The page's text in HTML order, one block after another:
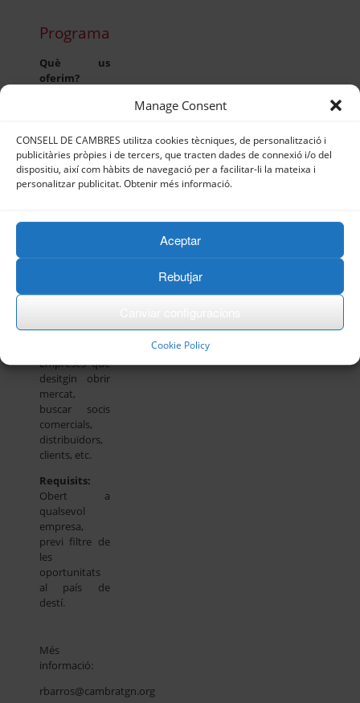
Manage Consent
CONSELL DE CAMBRES utilitza cookies tècniques, de personalització i
publicitàries pròpies i de tercers, que tracten dades de connexió i/o del
dispositiu, així com hàbits de navegació per a facilitar-li la mateixa i
personalitzar publicitat. Obtenir més informació.
Aceptar
Rebutjar
Cookie Policy
Programa
Què us
oferim?
de la Cambra
per a avaluar
l’activitat i
objectiu
a destí.
Empreses que
desitgin obrir
mercat,
buscar socis
comercials,
distribuïdors,
clients, etc.
Requisits:
Obert a
qualsevol
empresa,
previ filtre de
les
oportunitats
al país de
destí.
Més
informació:
rbarros@cambratgn.org